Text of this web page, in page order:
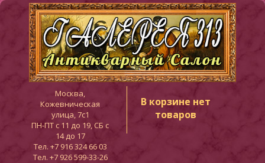
Москва,
Кожевническая
улица, 7с1
ПН-ПТ c 11 до 19, СБ с
14 до 17
Тел. +7 916 324 66 03
Тел. +7 926 599-33-26
В корзине нет
товаров